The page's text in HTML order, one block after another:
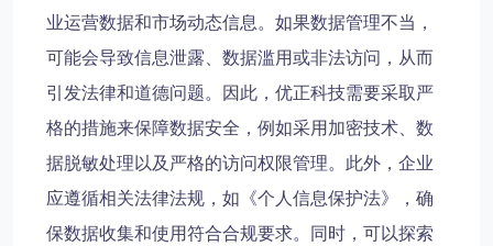
业运营数据和市场动态信息。如果数据管理不当，
可能会导致信息泄露、数据滥用或非法访问，从而
引发法律和道德问题。因此，优正科技需要采取严
格的措施来保障数据安全，例如采用加密技术、数
据脱敏处理以及严格的访问权限管理。此外，企业
应遵循相关法律法规，如《个人信息保护法》，确
保数据收集和使用符合合规要求。同时，可以探索